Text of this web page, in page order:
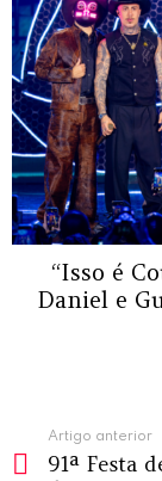
“Isso é
Daniel e
mais
Artigo anterior
91ª Festa